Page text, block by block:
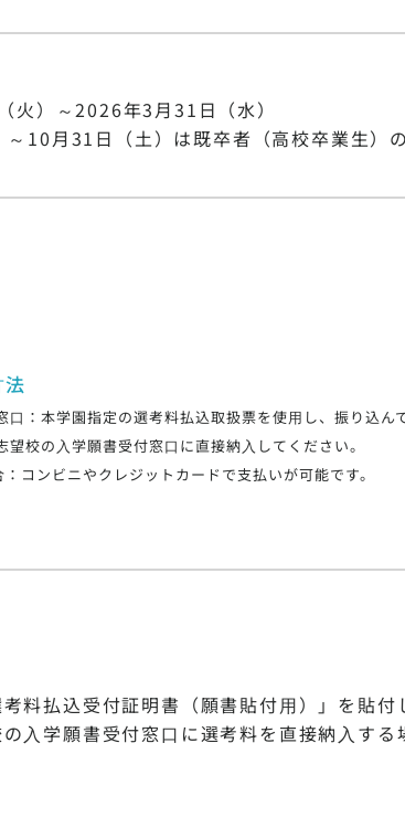
火）～2026年3月31日（水）
10月31日（土）は既卒者（高校卒業生）
：本学園指定の選考料払込取扱票を使⽤し、振り込ん
校の⼊学願書受付窓⼝に直接納⼊してください。
コンビニやクレジットカードで支払いが可能です。
料払込受付証明書（願書貼付⽤）」を貼付
⼊学願書受付窓⼝に選考料を直接納⼊す